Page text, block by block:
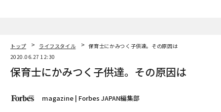
トップ ライフスタイル
保育士にかみつく子供達。その原因は
2020.06.27 12:30
保育士にかみつく子供達。その原因は
magazine | Forbes JAPAN編集部